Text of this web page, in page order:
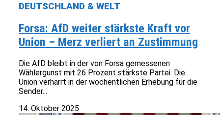
DEUTSCHLAND & WELT
Forsa: AfD weiter stärkste Kraft vor
Union – Merz verliert an Zustimmung
Die AfD bleibt in der von Forsa gemessenen
Wählergunst mit 26 Prozent stärkste Partei. Die
Union verharrt in der wöchentlichen Erhebung für die
Sender...
14. Oktober 2025